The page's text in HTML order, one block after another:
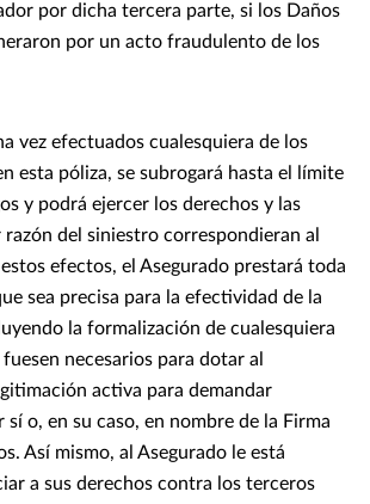
por dicha tercera parte, si los Daños
por un acto fraudulento de los
vez efectuados cualesquiera de los
esta póliza, se subrogará hasta el límite
y podrá ejercer los derechos y las
del siniestro correspondieran al
efectos, el Asegurado prestará toda
sea precisa para la efectividad de la
la formalización de cualesquiera
necesarios para dotar al
activa para demandar
o, en su caso, en nombre de la Firma
Así mismo, al Asegurado le está
a sus derechos contra los terceros